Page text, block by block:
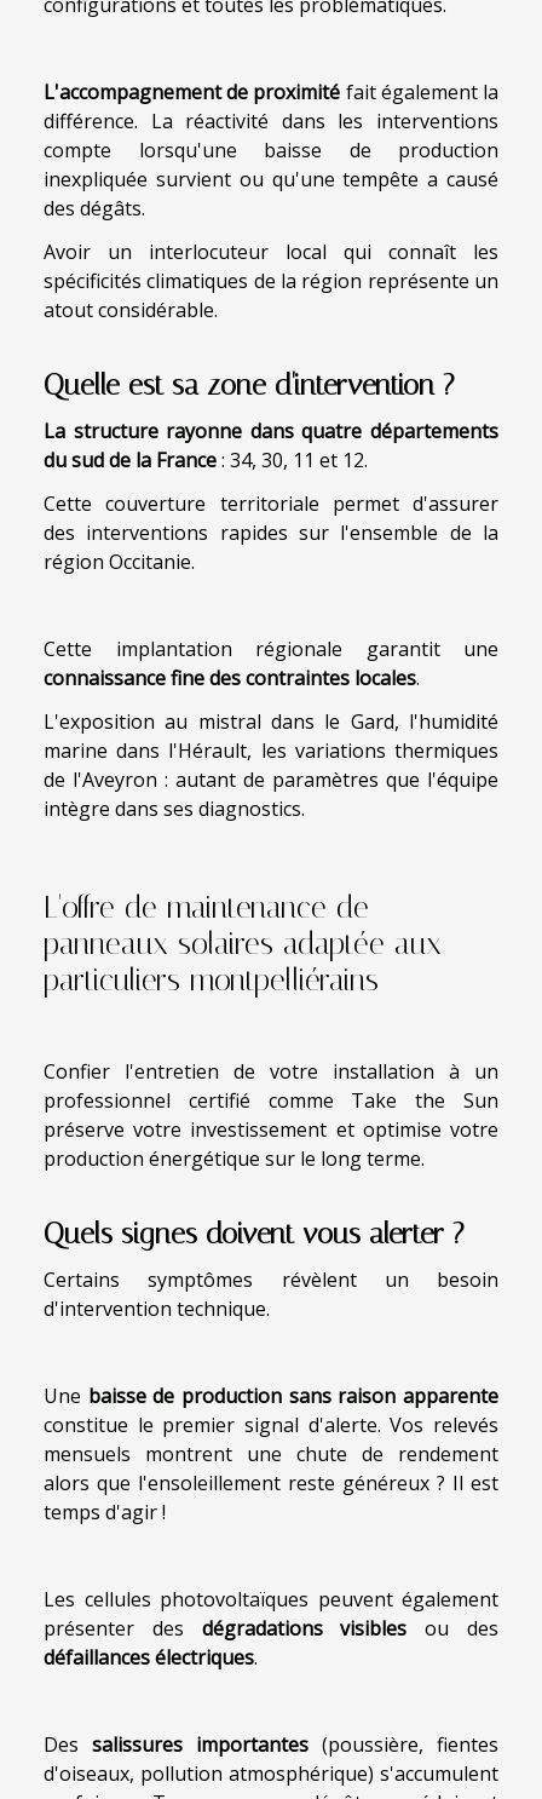
L'accompagnement de proximité fait également la
différence. La réactivité dans les interventions
compte lorsqu'une baisse de production
inexpliquée survient ou qu'une tempête a causé
des dégâts.
Avoir un interlocuteur local qui connaît les
spécificités climatiques de la région représente un
atout considérable.
Quelle est sa zone d'intervention ?
La structure rayonne dans quatre départements
du sud de la France: 34, 30, 11 et 12.
Cette couverture territoriale permet d'assurer
des interventions rapides sur l'ensemble de la
région Occitanie.
Cette implantation régionale garantit une
connaissance fine des contraintes locales.
L'exposition au mistral dans le Gard, l'humidité
marine dans l'Hérault, les variations thermiques
de l'Aveyron : autant de paramètres que l'équipe
intègre dans ses diagnostics.
L'offre de maintenance de
panneaux solaires adaptée aux
particuliers montpelliérains
Confier l'entretien de votre installation à un
professionnel certifié comme Take the Sun
préserve votre investissement et optimise votre
production énergétique sur le long terme.
Quels signes doivent vous alerter ?
Certains symptômes révèlent un besoin
d'intervention technique.
Une baisse de production sans raison apparente
constitue le premier signal d'alerte. Vos relevés
mensuels montrent une chute de rendement
alors que l'ensoleillement reste généreux ? Il est
temps d'agir !
Les cellules photovoltaïques peuvent également
présenter des dégradations visibles ou des
défaillances électriques.
Des salissures importantes (poussière, fientes
d'oiseaux, pollution atmosphérique) s'accumulent